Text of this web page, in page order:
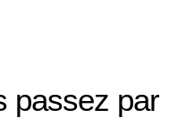
passez par